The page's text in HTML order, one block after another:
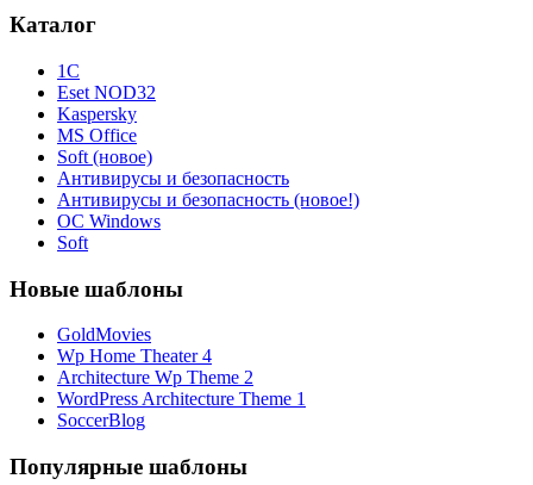
Каталог
1С
Eset NOD32
Kaspersky
MS Office
Soft (новое)
Антивирусы и безопасность
Антивирусы и безопасность (новое!)
ОС Windows
Soft
Новые шаблоны
GoldMovies
Wp Home Theater 4
Architecture Wp Theme 2
WordPress Architecture Theme 1
SoccerBlog
Популярные шаблоны